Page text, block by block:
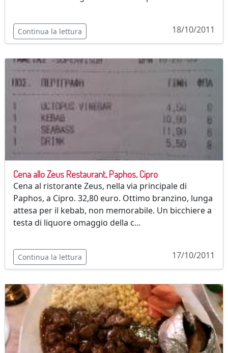
Continua la lettura 18/10/2011
Cena allo Zeus Restaurant, Paphos, Cipro
Cena al ristorante Zeus, nella via principale di
Paphos, a Cipro. 32,80 euro. Ottimo branzino, lunga
attesa per il kebab, non memorabile. Un bicchiere a
testa di liquore omaggio della c...
Continua la lettura 17/10/2011